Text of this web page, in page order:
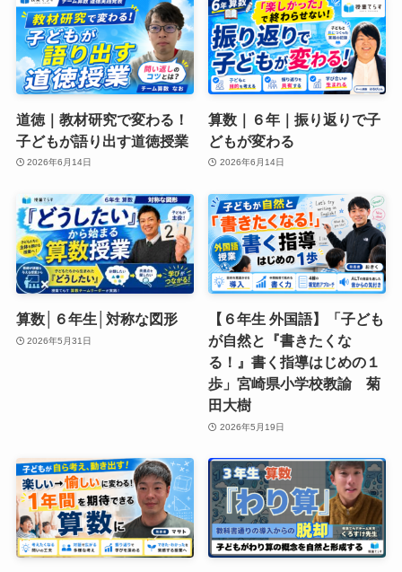
道徳｜教材研究で変わる！
子どもが語り出す道徳授業
2026年6月14日
算数｜６年｜振り返りで子
どもが変わる
2026年6月14日
算数│６年生│対称な図形
2026年5月31日
【６年生 外国語】「子ども
が自然と『書きたくな
る！』書く指導はじめの１
歩」宮崎県小学校教諭 菊
田大樹
2026年5月19日